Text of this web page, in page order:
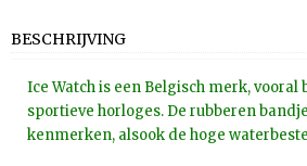
BESCHRIJVING
Ice Watch is een Belgisch merk, vooral
sportieve horloges. De rubberen
kenmerken, alsook de hoge